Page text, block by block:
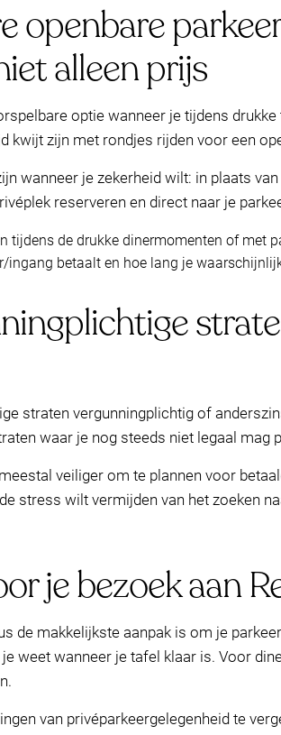
openbare
alleen prijs
optie wanneer je tijdens
kwijt zijn met rondjes rijden voor een
wanneer je zekerheid wilt: in plaats
reserveren en direct naar je
tijdens de drukke dinermomenten of met
ingang betaalt en hoe lang je
straten vergunningplichtig of
waar je nog steeds niet legaal mag
veiliger om te plannen voor
stress wilt vermijden van het zoeken
je bezoek aan
de makkelijkste aanpak is om je
weet wanneer je tafel klaar is. Voor
van privéparkeergelegenheid te